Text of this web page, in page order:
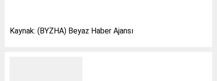
Kaynak: (BYZHA) Beyaz Haber Ajansı